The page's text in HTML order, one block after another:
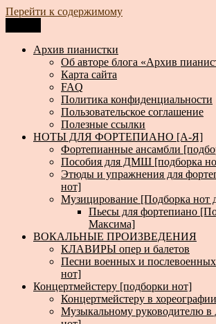
Перейти к содержимому
Архив пианистки
Всё для пианистов: ноты, книги, музыка,
Архив пианистки
Об авторе блога «Архив
Карта сайта
FAQ
Политика конфиденциальности
Пользовательское соглашение
Полезные ссылки
НОТЫ ДЛЯ ФОРТЕПИАНО [А-Я]
Фортепианные ансамбли
Пособия для ДМШ [подборка
Этюды и упражнения для
нот]
Музицирование [Подборка нот
Пьесы для фортепиано
Максима]
ВОКАЛЬНЫЕ ПРОИЗВЕДЕНИЯ
КЛАВИРЫ опер и балетов
Песни военных и
нот]
Концертмейстеру [подборки нот]
Концертмейстеру в хореографии
Музыкальному руководителю